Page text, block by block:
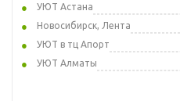
УЮТ Астана
Новосибирск, Лента
УЮТ в тц Апорт
УЮТ Алматы